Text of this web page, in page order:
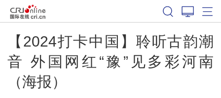
【2024打卡中国】聆听古韵潮
音 外国网红“豫”见多彩河南
（海报）